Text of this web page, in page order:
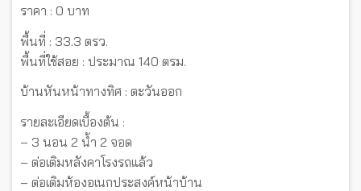
ราคา : 0 บาท
พื้นที่ : 33.3 ตรว.
พื้นที่ใช้สอย : ประมาณ 140 ตรม.
บ้านหันหน้าทางทิศ : ตะวันออก
รายละเอียดเบื้องต้น :
– 3 นอน 2 น้ำ 2 จอด
– ต่อเติมหลังคาโรงรถแล้ว
– ต่อเติมห้องอเนกประสงค์หน้าบ้าน